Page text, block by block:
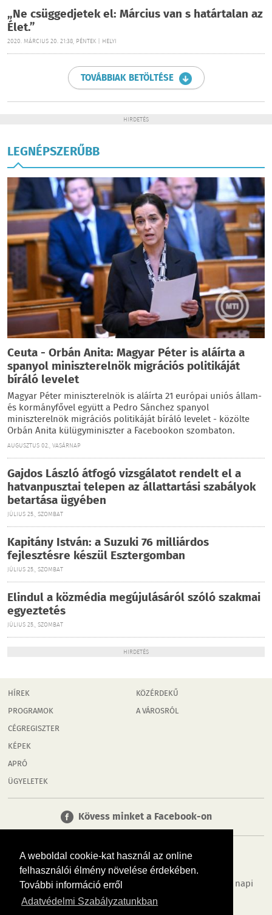
A weboldal cookie-kat használ az online
felhasználói élmény növelése érdekében.
További információ erről
Adatvédelmi Szabályzatunkban
„Ne csüggedjetek el: Március van s határtalan az
Élet.”
2020. MÁRCIUS 20. 21:38, PÉNTEK | HELYI
TOVÁBBIAK BETÖLTÉSE
HIRDETÉS
LEGNÉPSZERŰBB
Ceuta - Orbán Anita: Magyar Péter is aláírta a
spanyol miniszterelnök migrációs politikáját
bíráló levelet
Magyar Péter miniszterelnök is aláírta 21 európai uniós állam-
és kormányfővel együtt a Pedro Sánchez spanyol
miniszterelnök migrációs politikáját bíráló levelet - közölte
Orbán Anita külügyminiszter a Facebookon szombaton.
AUGUSZTUS 02., VASÁRNAP
Gajdos László átfogó vizsgálatot rendelt el a
hatvanpusztai telepen az állattartási szabályok
betartása ügyében
JÚLIUS 25., SZOMBAT
Kapitány István: a Suzuki 76 milliárdos
fejlesztésre készül Esztergomban
JÚLIUS 25., SZOMBAT
Elindul a közmédia megújulásáról szóló szakmai
egyeztetés
JÚLIUS 25., SZOMBAT
HIRDETÉS
HÍREK
PROGRAMOK
CÉGREGISZTER
KÉPEK
APRÓ
ÜGYELETEK
KÖZÉRDEKŰ
A VÁROSRÓL
Kövess minket a Facebook-on
Tudj meg többet városodról! Hírek, programok, képek, napi
menü, cégek…. és minden, ami Győr